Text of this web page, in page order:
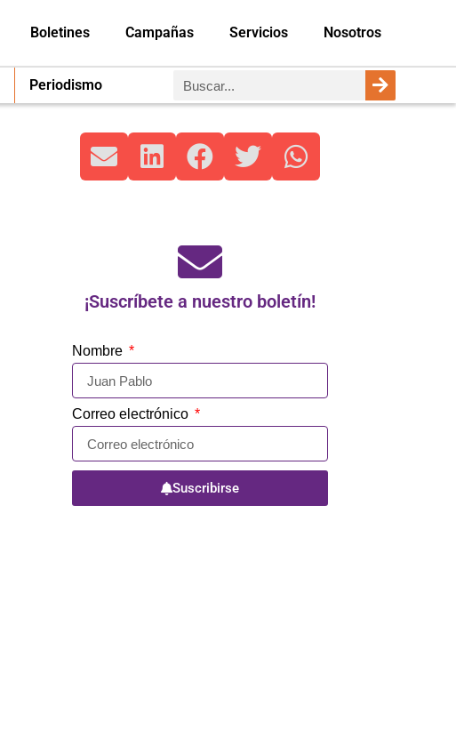
Boletines Campañas Servicios Nosotros
Periodismo
¡Suscríbete a nuestro boletín!
Nombre
Correo electrónico
Suscribirse